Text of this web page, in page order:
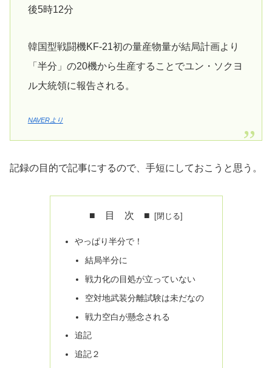
後5時12分
韓国型戦闘機KF-21初の量産物量が結局計画より
「半分」の20機から生産することでユン・ソクヨ
ル大統領に報告される。
NAVERより
記録の目的で記事にするので、手短にしておこうと思う。
■ 目 次 ■
やっぱり半分で！
結局半分に
戦力化の目処が立っていない
空対地武装分離試験は未だなの
戦力空白が懸念される
追記
追記２